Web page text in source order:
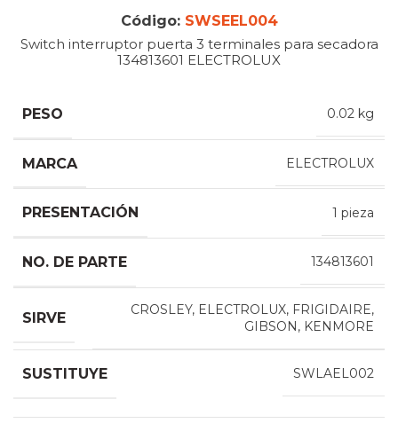
Código: SWSEEL004
Switch interruptor puerta 3 terminales para secadora
134813601 ELECTROLUX
PESO 0.02 kg
MARCA ELECTROLUX
PRESENTACIÓN 1 pieza
NO. DE PARTE 134813601
SIRVE
CROSLEY, ELECTROLUX, FRIGIDAIRE,
GIBSON, KENMORE
SUSTITUYE SWLAEL002